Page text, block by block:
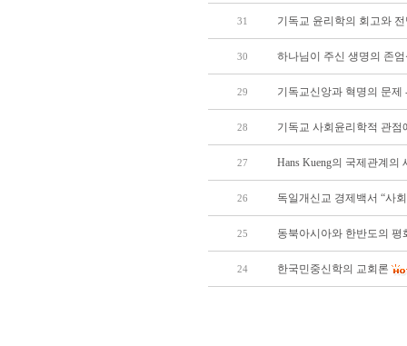
31 기독교 윤리학의 회고와
30 하나님이 주신 생명의 존
29 기독교신앙과 혁명의 문
28 기독교 사회윤리학적 관
27 Hans Kueng의 국제관계의
26 독일개신교 경제백서 “사
25 동북아시아와 한반도의 평
24 한국민중신학의 교회론